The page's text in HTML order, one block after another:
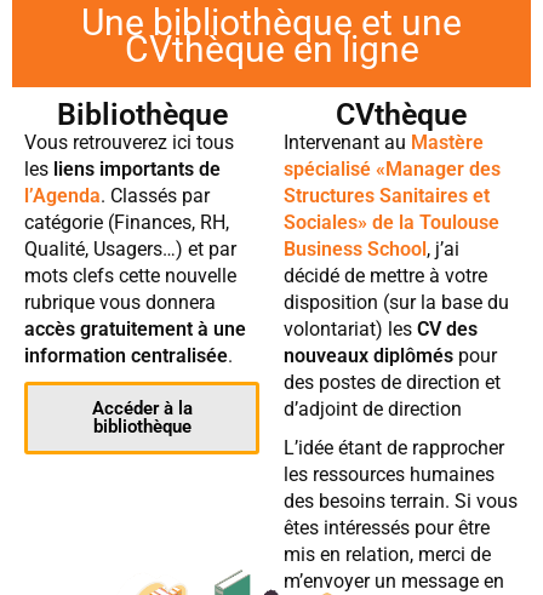
Une bibliothèque et une
CVthèque en ligne
Bibliothèque
Vous retrouverez ici tous
les liens importants de
l’Agenda. Classés par
catégorie (Finances, RH,
Qualité, Usagers…) et par
mots clefs cette nouvelle
rubrique vous donnera
accès gratuitement à une
information centralisée.
Accéder à la
bibliothèque
CVthèque
Intervenant au Mastère
spécialisé «Manager des
Structures Sanitaires et
Sociales» de la Toulouse
Business School , j’ai
décidé de mettre à votre
disposition (sur la base du
volontariat) les CV des
nouveaux diplômés pour
des postes de direction et
d’adjoint de direction
L’idée étant de rapprocher
les ressources humaines
des besoins terrain. Si vous
êtes intéressés pour être
mis en relation, merci de
m’envoyer un message en